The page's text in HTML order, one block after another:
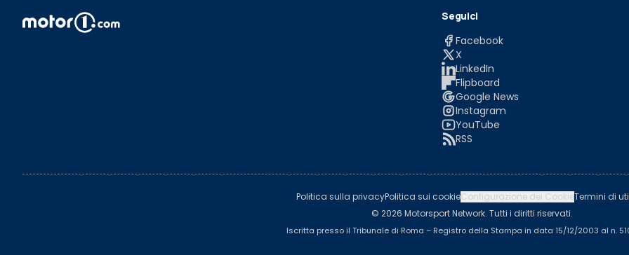
Seguici
Facebook
X
LinkedIn
Flipboard
Google News
Instagram
YouTube
RSS
Politica sulla privacyPolitica sui cookieConfigurazione dei CookieTermini di
© 2026 Motorsport Network. Tutti i diritti riservati.
Iscritta presso il Tribunale di Roma – Registro della Stampa in data 15/12/2003 al n.